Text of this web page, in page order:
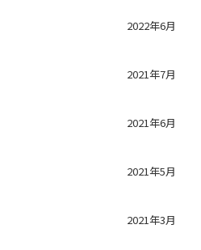
2022年6月
2021年7月
2021年6月
2021年5月
2021年3月